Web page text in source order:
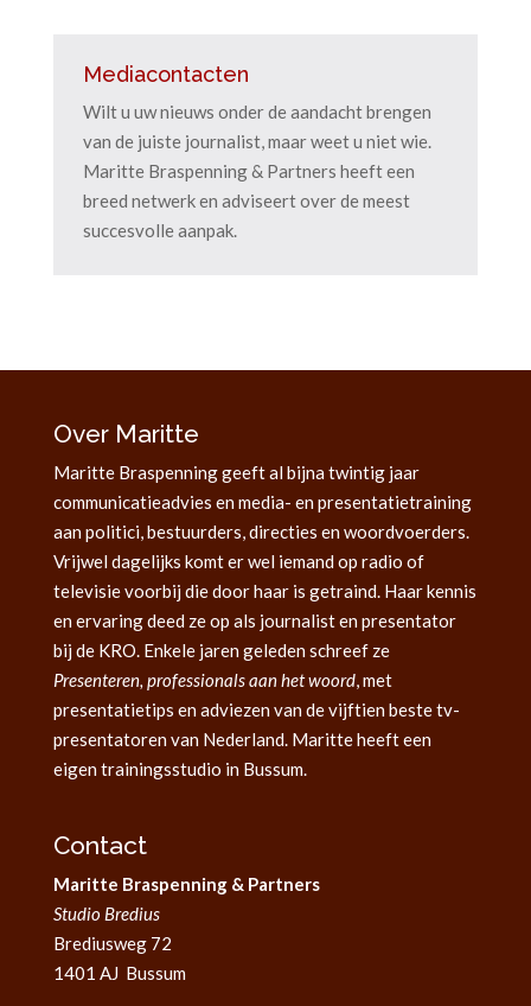
Mediacontacten
Wilt u uw nieuws onder de aandacht brengen
van de juiste journalist, maar weet u niet wie.
Maritte Braspenning & Partners heeft een
breed netwerk en adviseert over de meest
succesvolle aanpak.
Over Maritte
Maritte Braspenning geeft al bijna twintig jaar
communicatieadvies en media- en presentatietraining
aan politici, bestuurders, directies en woordvoerders.
Vrijwel dagelijks komt er wel iemand op radio of
televisie voorbij die door haar is getraind. Haar kennis
en ervaring deed ze op als journalist en presentator
bij de KRO. Enkele jaren geleden schreef ze
Presenteren, professionals aan het woord, met
presentatietips en adviezen van de vijftien beste tv-
presentatoren van Nederland. Maritte heeft een
eigen trainingsstudio in Bussum.
Contact
Maritte Braspenning & Partners
Studio Bredius
Brediusweg 72
1401 AJ Bussum